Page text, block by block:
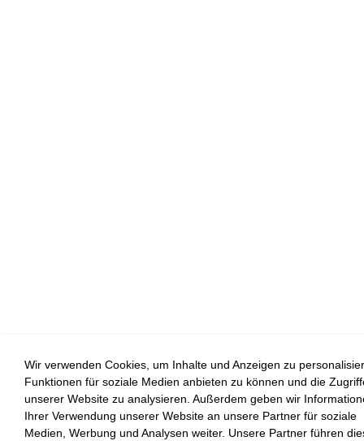
Wir verwenden Cookies, um Inhalte und Anzeigen zu
Funktionen für soziale Medien anbieten zu können und die
unserer Website zu analysieren. Außerdem geben wir
Ihrer Verwendung unserer Website an unsere Partner für soziale
Medien, Werbung und Analysen weiter. Unsere Partner führen